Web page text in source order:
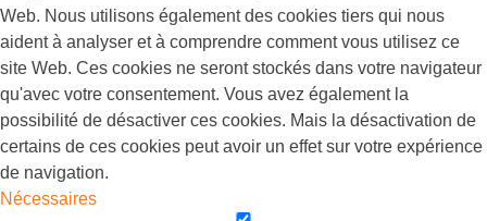
Web. Nous utilisons également des cookies tiers qui nous
aident à analyser et à comprendre comment vous utilisez ce
site Web. Ces cookies ne seront stockés dans votre navigateur
qu'avec votre consentement. Vous avez également la
possibilité de désactiver ces cookies. Mais la désactivation de
certains de ces cookies peut avoir un effet sur votre expérience
de navigation.
Nécessaires